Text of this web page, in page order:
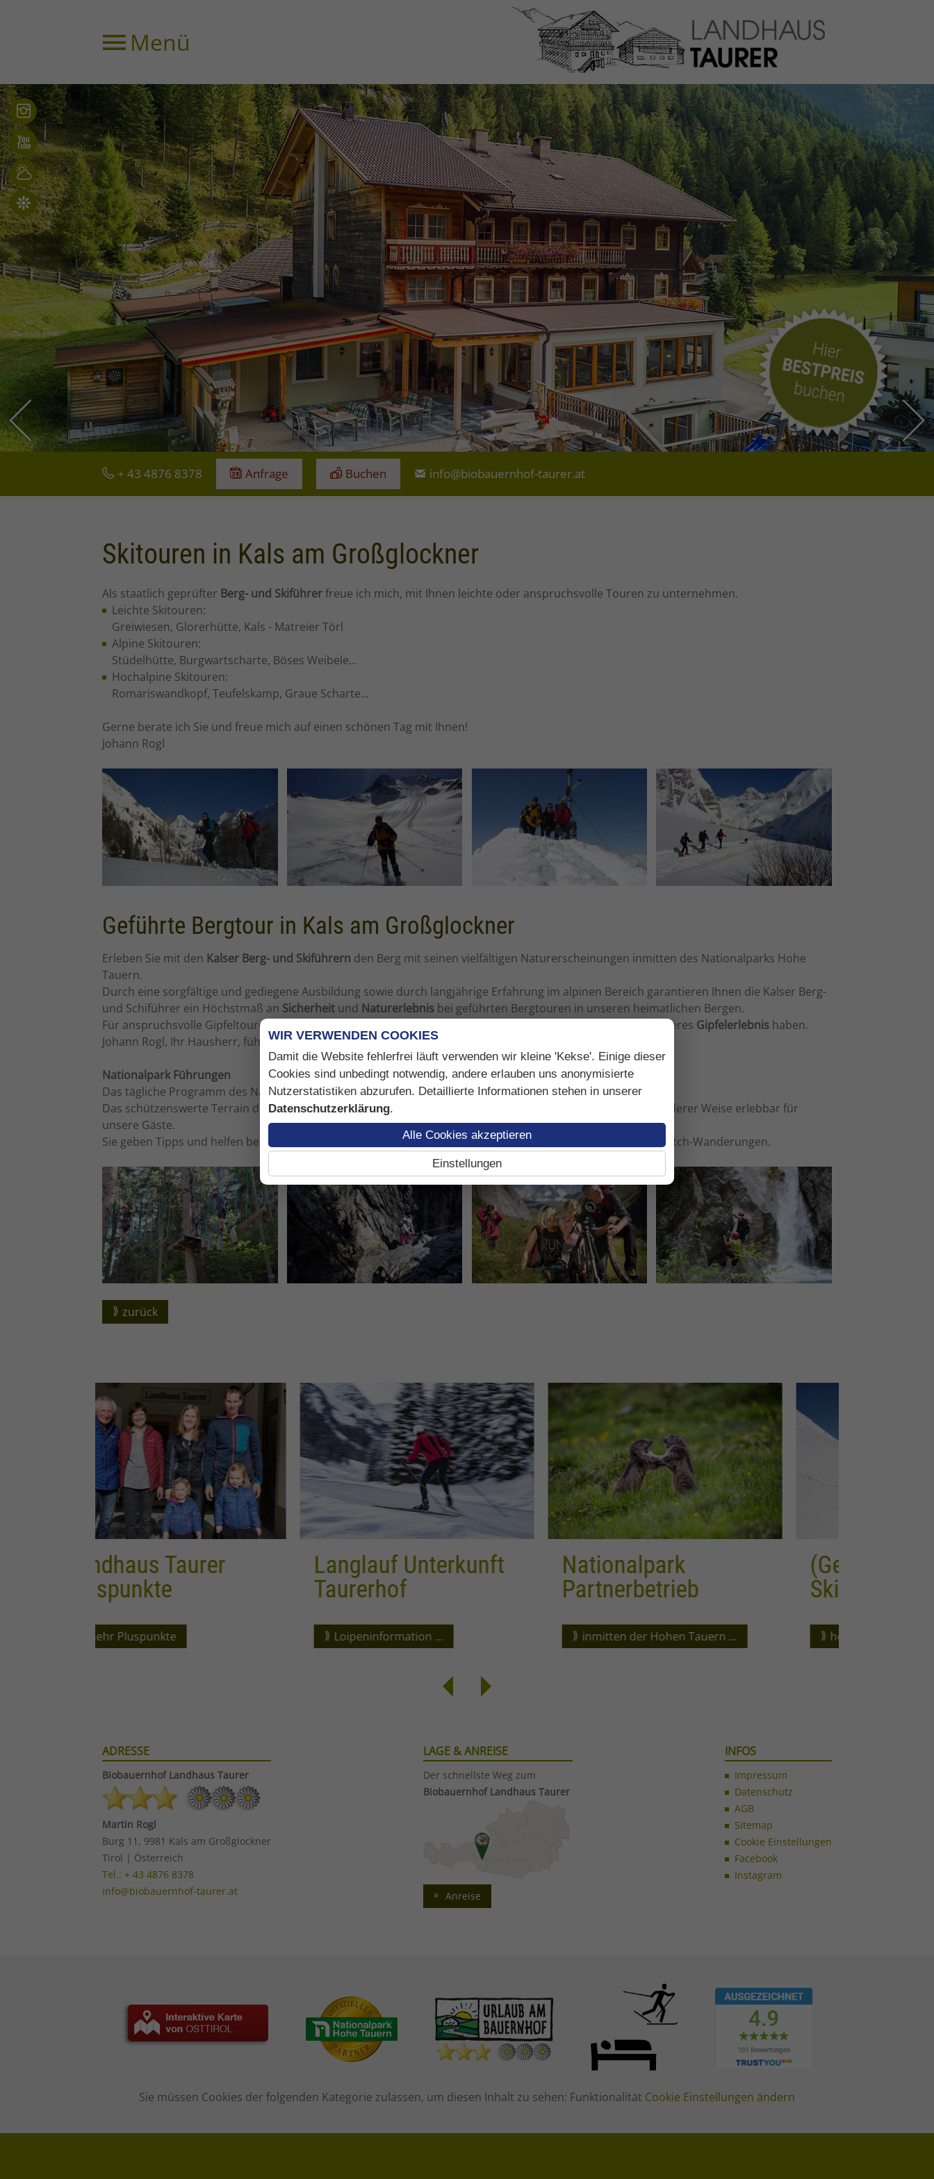
Menü
Bilder
Videos
Wetter
Holidaycheck
+ 43 4876 8378 Anfrage Buchen info@biobauernhof-taurer.at
Skitouren in Kals am Großglockner
Als staatlich geprüfter Berg- und Skiführerfreue ich mich, mit Ihnen leichte oder anspruchsvolle Touren zu unternehmen.
Leichte Skitouren:
Greiwiesen, Glorerhütte, Kals - Matreier Törl
Alpine Skitouren:
Stüdelhütte, Burgwartscharte, Böses Weibele...
Hochalpine Skitouren:
Romariswandkopf, Teufelskamp, Graue Scharte...
Gerne berate ich Sie und freue mich auf einen schönen Tag mit Ihnen!
Johann Rogl
Geführte Bergtour in Kals am Großglockner
Erleben Sie mit den Kalser Berg- und Skiführern den Berg mit seinen vielfältigen Naturerscheinungen inmitten des Nationalparks Hohe
Tauern.
Durch eine sorgfältige und gediegene Ausbildung sowie durch langjährige Erfahrung im alpinen Bereich garantieren Ihnen die Kalser Berg-
und Schiführer ein Höchstmaß an Sicherheit und Naturerlebnis bei geführten Bergtouren in unseren heimatlichen Bergen.
Für anspruchsvolle Gipfeltouren ist ein Bergführer die Voraussetzung, damit Sie ein unbeschwertes und sicheres Gipfelerlebnis haben.
Johann Rogl, Ihr Hausherr, führt Sie gerne persönlich, oder organisiert einen Bergführer.
Nationalpark Führungen
Das tägliche Programm des Nationalpark Hohe Tauern bietet sehr viel Abwechslung für alle Ansprüche!
Das schützenswerte Terrain des Nationalparks Hohe Tauern machen unsere Natioanlapark Ranger in besonderer Weise erlebbar für
unsere Gäste.
Sie geben Tipps und helfen bei der Planung geführter Wanderungen, Wildtierbeobachtungen und Nature-Watch-Wanderungen.
zurück
Langlauf Unterkunft
Taurerhof
Loipeninformation ...
Nationalpark
Partnerbetrieb
inmitten der Hohen Tauern ...
(Geführte) Berg- und
Skitouren
hoch hinaus mit Johann Rogl ...
ADRESSE
Biobauernhof Landhaus Taurer
Martin Rogl
Burg 11, 9981 Kals am Großglockner
Tirol | Österreich
Tel.: + 43 4876 8378
info@biobauernhof-taurer.at
LAGE & ANREISE
Der schnellste Weg zum
Biobauernhof Landhaus Taurer
Anreise
INFOS
Impressum
Datenschutz
AGB
Sitemap
Cookie Einstellungen
Facebook
Instagram
Sie müssen Cookies der folgenden Kategorie zulassen, um diesen Inhalt zu sehen: Funktionalität Cookie Einstellungen ändern
WIR VERWENDEN COOKIES
Damit die Website fehlerfrei läuft verwenden wir kleine 'Kekse'. Einige dieser
Cookies sind unbedingt notwendig, andere erlauben uns anonymisierte
Nutzerstatistiken abzurufen. Detaillierte Informationen stehen in unserer
Datenschutzerklärung.
Alle Cookies akzeptieren
Einstellungen